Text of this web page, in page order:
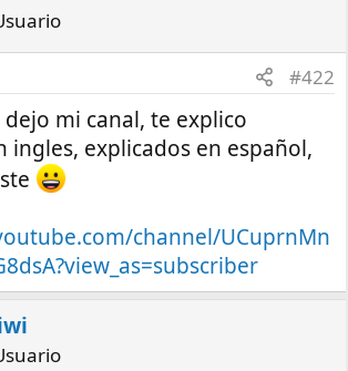
#422
mi canal, te explico
ingles, explicados en español,
channel/UCuprnMn